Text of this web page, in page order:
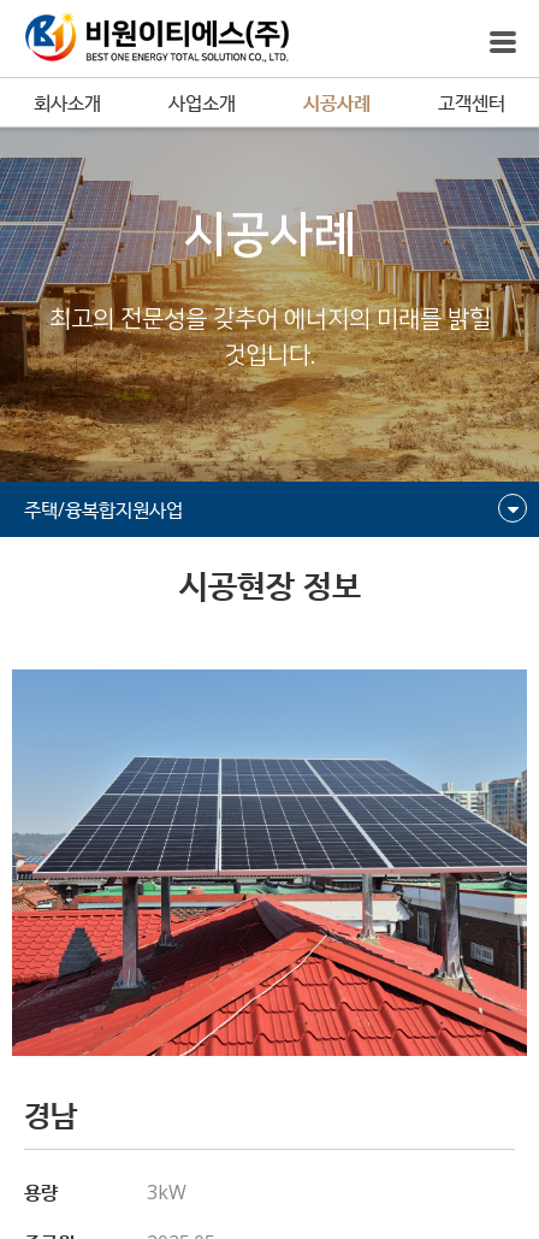
회사소개 사업소개 시공사례 고객센터
시공사례
최고의 전문성을 갖추어 에너지의 미래를 밝힐
것입니다.
주택/융복합지원사업
시공현장 정보
경남
용량
3kW